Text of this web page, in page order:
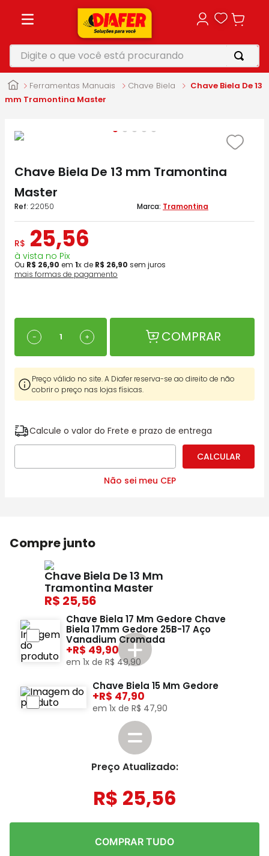
Digite o que você está procurando
Ferramentas Manuais Chave Biela
Chave Biela De 13
mm Tramontina Master
Chave Biela De 13 mm Tramontina
Master
: 22050 Tramontina
R$ 25,56
à vista no Pix
Ou R$ 26,90 em 1x de R$ 26,90 sem juros
mais formas de pagamento
＋
－ COMPRAR
Preço válido no site. A Diafer reserva-se ao direito de não
cobrir o preço nas lojas físicas.
Calcule o valor do Frete e prazo de entrega
Não sei meu CEP
Compre junto
Chave Biela De 13 Mm
Tramontina Master
25,56
Chave Biela 17 Mm Gedore Chave
Biela 17mm Gedore 25B-17 Aço
Vanadium Cromada
+ 49,90
em 1x de R$ 49,90
Chave Biela 15 Mm Gedore
+ 47,90
em 1x de R$ 47,90
Preço Atualizado:
R$ 25,56
COMPRAR TUDO